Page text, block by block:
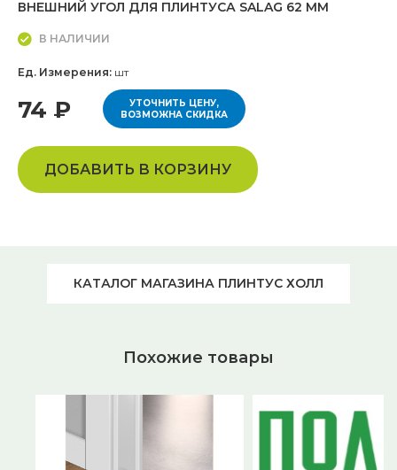
ВНЕШНИЙ УГОЛ ДЛЯ ПЛИНТУСА SALAG 62 ММ
В НАЛИЧИИ
Ед. Измерения: шт
74 ₽
УТОЧНИТЬ ЦЕНУ,
ВОЗМОЖНА СКИДКА
ДОБАВИТЬ В КОРЗИНУ
КАТАЛОГ МАГАЗИНА ПЛИНТУС ХОЛЛ
Похожие товары